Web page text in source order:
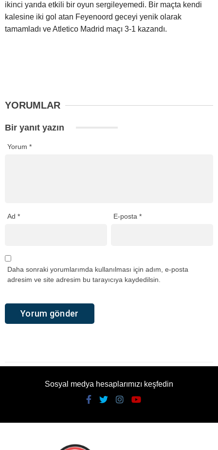
ikinci yarıda etkili bir oyun sergileyemedi. Bir maçta kendi
kalesine iki gol atan Feyenoord geceyi yenik olarak
tamamladı ve Atletico Madrid maçı 3-1 kazandı.
YORUMLAR
Bir yanıt yazın
Yorum *
Ad * E-posta*
Daha sonraki yorumlarımda kullanılması için adım, e-posta
adresim ve site adresim bu tarayıcıya kaydedilsin.
Sosyal medya hesaplarımızı keşfedin